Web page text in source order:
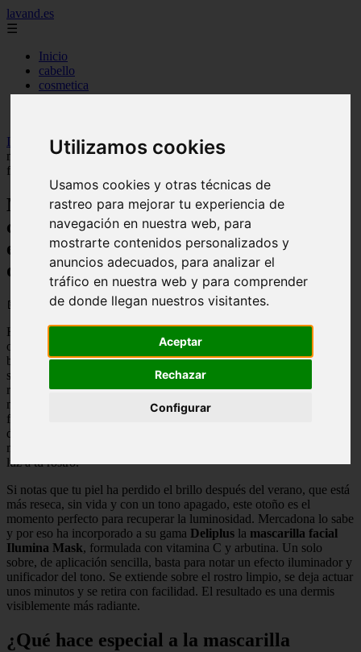
Utilizamos cookies
Usamos cookies y otras técnicas de
rastreo para mejorar tu experiencia de
navegación en nuestra web, para
mostrarte contenidos personalizados y
anuncios adecuados, para analizar el
tráfico en nuestra web y para comprender
de donde llegan nuestros visitantes.
Aceptar
Rechazar
Configurar
lavand.es
☰
Inicio
cabello
cosmetica
Inicio
lavand >Mercadona revoluciona el cuidado facial con una
mascarilla iluminadora de 2 euros que compite con las grandes
firmas de cosmética
Mercadona revoluciona el cuidado facial
con una mascarilla iluminadora de 2
euros que compite con las grandes firmas
de cosmética
📅 04/06/2026
Hay establecimientos que conquistan nuestro corazón porque
ofrecen una enorme variedad de artículos a precios que no dañan el
bolsillo. Mercadona es un claro ejemplo: hace tiempo que dejó de
ser solo un supermercado de alimentación para convertirse en un
referente en múltiples categorías. Su sección de belleza, cada vez
más potente, demuestra que es posible cuidarse sin gastar una
fortuna. Ahora, la cadena valenciana lanza un producto que desafía
directamente a las marcas premium de cosmética: su nueva
mascarilla facial cuesta apenas 2,10 euros y promete devolverle la
luz a tu rostro.
Si notas que tu piel ha perdido el brillo después del verano, que está
más reseca, sin vida y con un tono apagado, este otoño es el
momento perfecto para recuperar la luminosidad. Mercadona lo sabe
y por eso ha incorporado a su gama Deliplus la mascarilla facial
Ilumina Mask, formulada con vitamina C y arbutina. Un solo
sobre, de aplicación sencilla, basta para notar un efecto iluminador y
unificador del tono. Se extiende sobre el rostro limpio, se deja actuar
unos minutos y se retira con facilidad. El resultado es una dermis
visiblemente más radiante.
¿Qué hace especial a la mascarilla